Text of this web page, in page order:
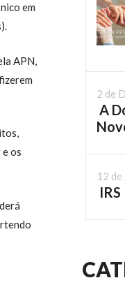
em
APN,
os
2 de
A
12